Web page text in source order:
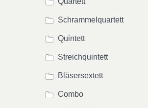
Schrammelquartett
Quintett
Streichquintett
Bläsersextett
Combo